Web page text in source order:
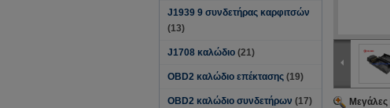
J1939 9 συνδετήρας καρφιτσών
(13)
J1708 καλώδιο (21)
OBD2 καλώδιο επέκτασης (19)
OBD2 καλώδιο συνδετήρων (17) Μεγάλες